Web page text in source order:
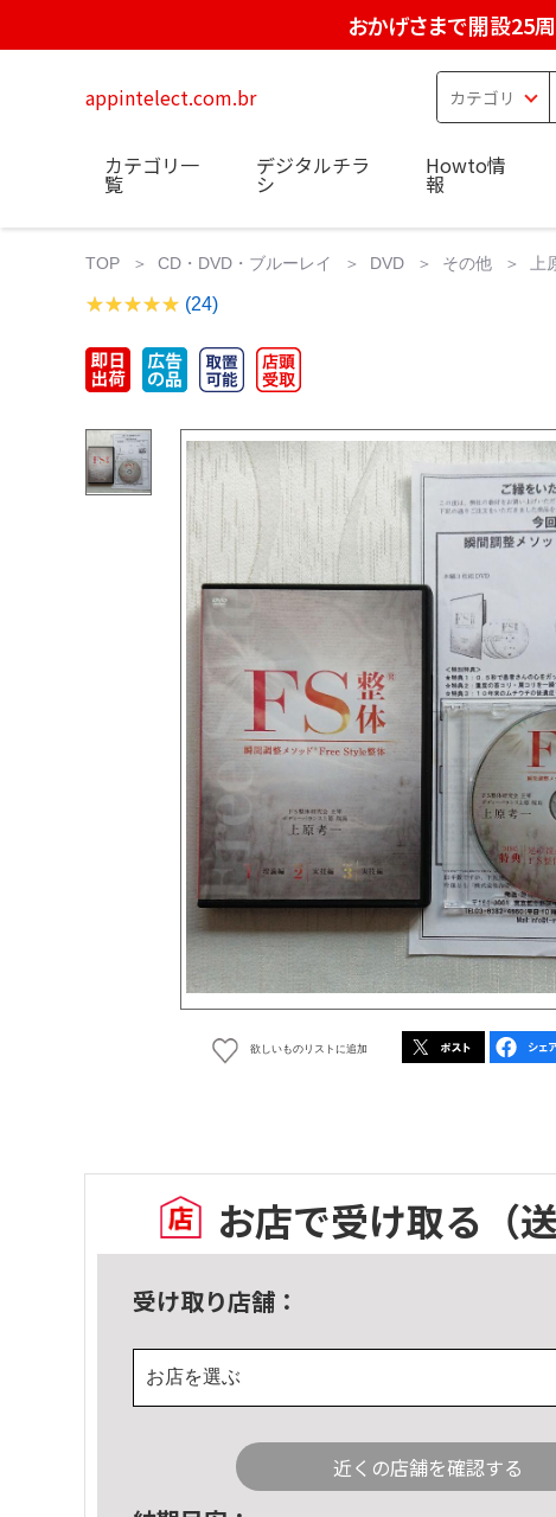
おかげさまで開設25
appintelect.com.br
カテゴリ一
覧
デジタルチラ
シ
Howto情
報
TOP CD・DVD・ブルーレイ DVD その他
(24)
欲しいものリストに追加
お店で受け取る （
受け取り店舗：
お店を選ぶ
近くの店舗を確認する